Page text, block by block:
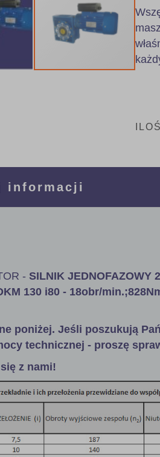
- SILNIK JEDNOFAZOWY
130 i80 - 18obr/
poniżej. Jeśli poszukują
technicznej - proszę
z nami!
informacji